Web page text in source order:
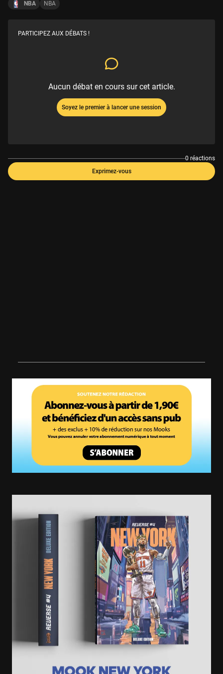
NBA NBA
PARTICIPEZ AUX DÉBATS !
Aucun débat en cours sur cet article.
Soyez le premier à lancer une session
0 réactions
Exprimez-vous